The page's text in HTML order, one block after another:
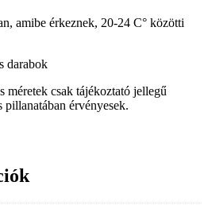
amibe érkeznek, 20-24 C° közötti
darabok
méretek csak tájékoztató jellegű
érvényesek.